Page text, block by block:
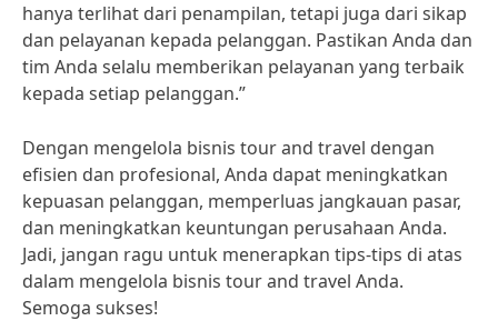
hanya terlihat dari penampilan, tetapi juga dari sikap
dan pelayanan kepada pelanggan. Pastikan Anda dan
tim Anda selalu memberikan pelayanan yang terbaik
kepada setiap pelanggan.”
Dengan mengelola bisnis tour and travel dengan
efisien dan profesional, Anda dapat meningkatkan
kepuasan pelanggan, memperluas jangkauan pasar,
dan meningkatkan keuntungan perusahaan Anda.
Jadi, jangan ragu untuk menerapkan tips-tips di atas
dalam mengelola bisnis tour and travel Anda.
Semoga sukses!